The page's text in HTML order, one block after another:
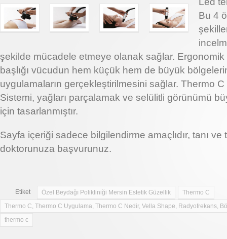
Bu 4
şekilde mücadele etmeye olanak sağlar. Ergonomik
başlığı vücudun hem küçük hem de büyük
uygulamaların gerçekleştirilmesini sağlar. Thermo
Sistemi, yağları parçalamak ve selülitli görünümü
için tasarlanmıştır.
Sayfa içeriği sadece bilgilendirme amaçlıdır, tanı
doktorunuza başvurunuz.
Etiket Özel Beydağı Polikliniği Mersin Estetik Güzellik
Thermo C
Thermo C, Thermo C Uygulama, Thermo C Nedir, Vella Shape, Radyofrekans,
Mersin
thermo c